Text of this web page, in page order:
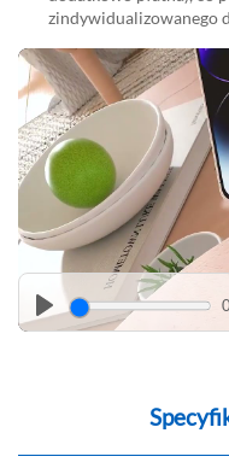
zindywidualizowanego
Play